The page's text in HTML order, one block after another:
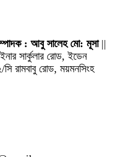
: আবু সালেহ মো: মূসা||
সার্কুলার রোড, ইডেন
রামবাবু রোড, ময়মনসিংহ